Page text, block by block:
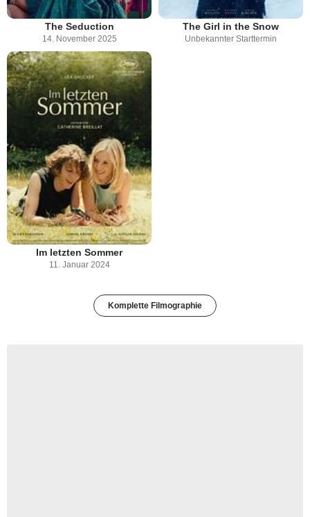
The Seduction
14. November 2025
The Girl in the Snow
Unbekannter Starttermin
Im letzten Sommer
11. Januar 2024
Komplette Filmographie